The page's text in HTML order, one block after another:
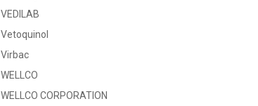
VEDILAB
Vetoquinol
Virbac
WELLCO
WELLCO CORPORATION